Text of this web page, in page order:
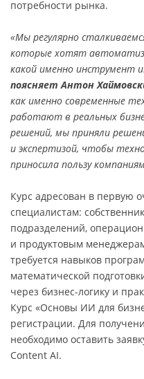
потребности рынка.
«Мы регулярно
которые хотят
какой именно инструмент
поясняет Антон
как именно современные
работают в реальных
решений, мы приняли
и экспертизой, чтобы
приносила пользу
Курс адресован в первую
специалистам:
подразделений,
и продуктовым
требуется навыков
математической
через бизнес-логику и
Курс «Основы ИИ для
регистрации. Для
необходимо оставить
Content AI.